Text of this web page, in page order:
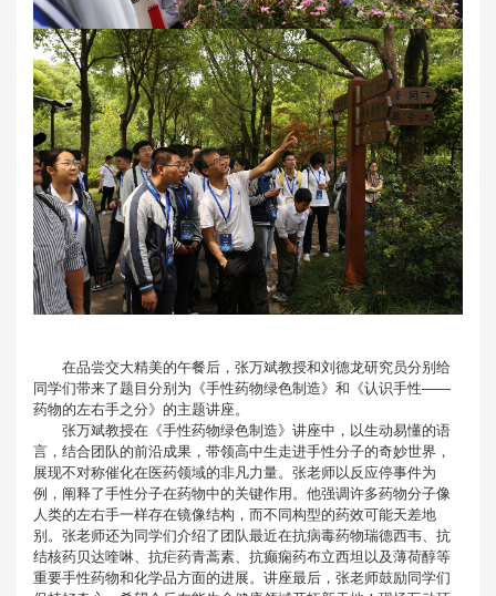
在品尝交大精美的午餐后，张万斌教授和刘德龙研究员分别给
同学们带来了题目分别为《手性药物绿色制造》和《认识手性——
药物的左右手之分》的主题讲座。
张万斌教授在《手性药物绿色制造》讲座中，以生动易懂的语
言，结合团队的前沿成果，带领高中生走进手性分子的奇妙世界，
展现不对称催化在医药领域的非凡力量。张老师以反应停事件为
例，阐释了手性分子在药物中的关键作用。他强调许多药物分子像
人类的左右手一样存在镜像结构，而不同构型的药效可能天差地
别。张老师还为同学们介绍了团队最近在抗病毒药物瑞德西韦、抗
结核药贝达喹啉、抗疟药青蒿素、抗癫痫药布立西坦以及薄荷醇等
重要手性药物和化学品方面的进展。讲座最后，张老师鼓励同学们